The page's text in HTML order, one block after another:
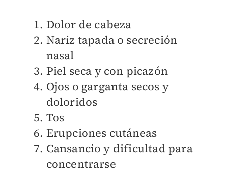
Dolor de cabeza
Nariz tapada o secreción
nasal
Piel seca y con picazón
Ojos o garganta secos y
doloridos
Tos
Erupciones cutáneas
Cansancio y dificultad para
concentrarse